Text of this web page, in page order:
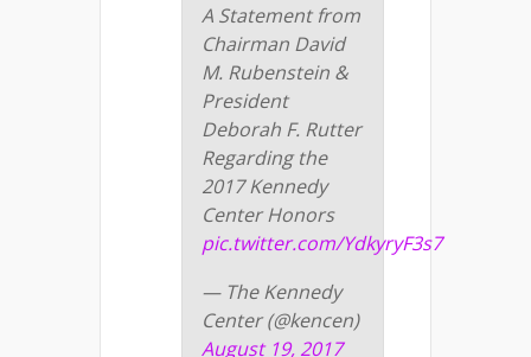
A Statement from
Chairman David
M. Rubenstein &
President
Deborah F. Rutter
Regarding the
2017 Kennedy
Center Honors
pic.twitter.com/YdkyryF3s7
— The Kennedy
Center (@kencen)
August 19, 2017